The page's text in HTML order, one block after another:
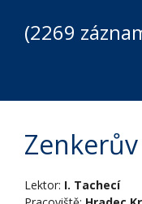
(2269
Lektor: I. Tachecí